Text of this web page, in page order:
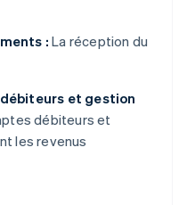
: La réception du
et gestion
débiteurs et
les revenus